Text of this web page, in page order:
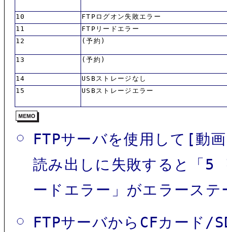
10
FTPログオン失敗エラー
11
FTPリードエラー
12
(予約)
13 (予約)
14
USBストレージなし
15
USBストレージエラー
FTPサーバを使用して[動
読み出しに失敗すると「5
ードエラー」がエラース
FTPサーバからCFカード/